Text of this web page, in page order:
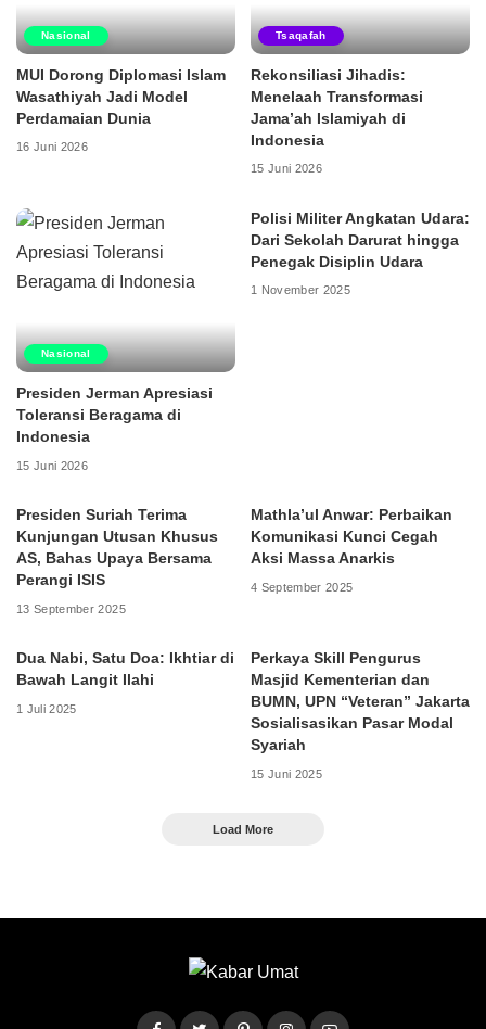
Nasional
MUI Dorong Diplomasi Islam
Wasathiyah Jadi Model
Perdamaian Dunia
16 Juni 2026
Tsaqafah
Rekonsiliasi Jihadis:
Menelaah Transformasi
Jama’ah Islamiyah di
Indonesia
15 Juni 2026
Nasional
Presiden Jerman Apresiasi
Toleransi Beragama di
Indonesia
15 Juni 2026
Polisi Militer Angkatan Udara:
Dari Sekolah Darurat hingga
Penegak Disiplin Udara
1 November 2025
Presiden Suriah Terima
Kunjungan Utusan Khusus
AS, Bahas Upaya Bersama
Perangi ISIS
13 September 2025
Mathla’ul Anwar: Perbaikan
Komunikasi Kunci Cegah
Aksi Massa Anarkis
4 September 2025
Dua Nabi, Satu Doa: Ikhtiar di
Bawah Langit Ilahi
1 Juli 2025
Perkaya Skill Pengurus
Masjid Kementerian dan
BUMN, UPN “Veteran” Jakarta
Sosialisasikan Pasar Modal
Syariah
15 Juni 2025
Load More